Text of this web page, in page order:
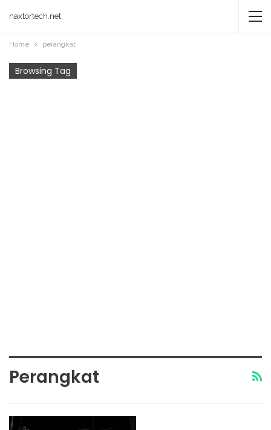
naxtortech.net
Home perangkat
Browsing Tag
Perangkat